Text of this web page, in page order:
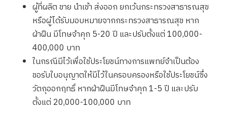
ผู้ที่ผลิต ขาย นำเข้า ส่งออก ยกเว้นกระทรวงสาธารณสุข
หรือผู้ได้รับมอบหมายจากกระทรวงสาธารณสุข หาก
ฝ่าฝืน มีโทษจำคุก 5-20 ปี และปรับตั้งแต่ 100,000-
400,000 บาท
ในกรณีมีไว้เพื่อใช้ประโยชน์ทางการแพทย์จำเป็นต้อง
ขอรับใบอนุญาตให้มีไว้ในครอบครองหรือใช้ประโยชน์ซึ่ง
วัตถุออกฤทธิ์ หากฝ่าฝืนมีโทษจำคุก 1-5 ปี และปรับ
ตั้งแต่ 20,000-100,000 บาท